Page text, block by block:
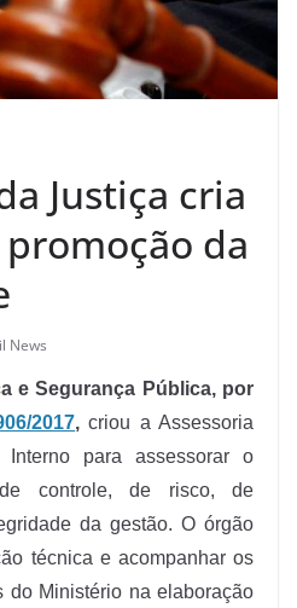
Justiça cria
da
News
e Segurança Pública, por
2017, criou a Assessoria
para assessorar o
controle, de risco, de
da gestão. O órgão
técnica e acompanhar os
do Ministério na elaboração